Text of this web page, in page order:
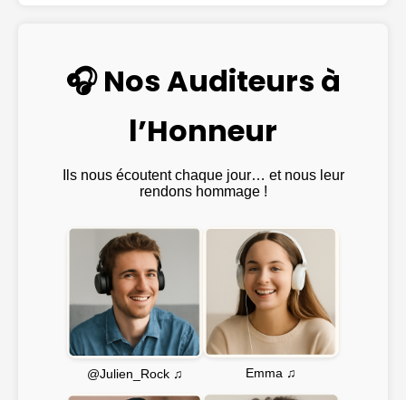
🎧 Nos Auditeurs à
l’Honneur
Ils nous écoutent chaque jour… et nous leur
rendons hommage !
@Julien_Rock ♫ Emma ♫